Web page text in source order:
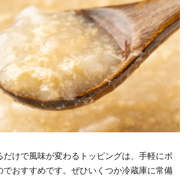
だけで風味が変わるトッピングは、手軽にボ
でおすすめです。ぜひいくつか冷蔵庫に常備